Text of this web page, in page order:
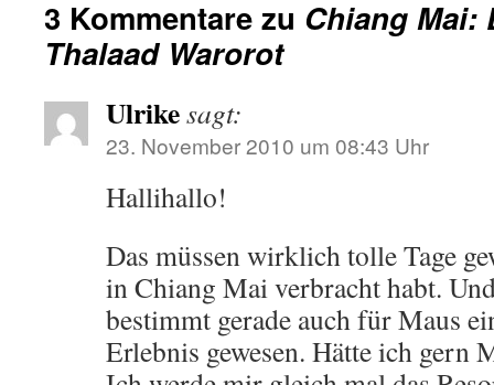
3 Kommentare zu Chiang Mai:
Thalaad Warorot
Ulrikesagt:
23. November 2010 um 08:43 Uhr
Hallihallo!
Das müssen wirklich tolle Tage
in Chiang Mai verbracht habt.
bestimmt gerade auch für Maus
Erlebnis gewesen. Hätte ich gern